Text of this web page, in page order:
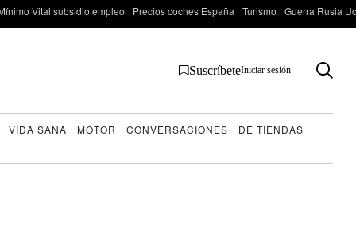
Vital subsidio empleo Precios coches España Turismo Guerra Rusia
SuscríbeteIniciar sesión
VIDA SANA MOTOR CONVERSACIONES DE TIENDAS